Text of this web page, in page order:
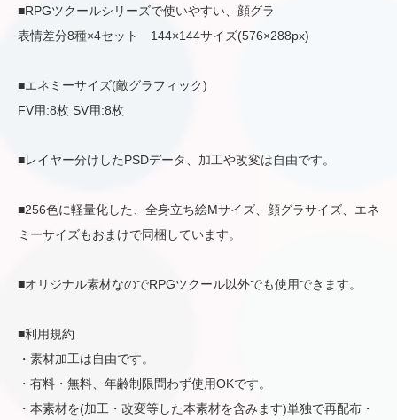
■RPGツクールシリーズで使いやすい、顔グラ
表情差分8種×4セット 144×144サイズ(576×288px)
■エネミーサイズ(敵グラフィック)
FV用:8枚 SV用:8枚
■レイヤー分けしたPSDデータ、加工や改変は自由です。
■256色に軽量化した、全身立ち絵Mサイズ、顔グラサイズ、エネ
ミーサイズもおまけで同梱しています。
■オリジナル素材なのでRPGツクール以外でも使用できます。
■利用規約
・素材加工は自由です。
・有料・無料、年齢制限問わず使用OKです。
・本素材を(加工・改変等した本素材を含みます)単独で再配布・